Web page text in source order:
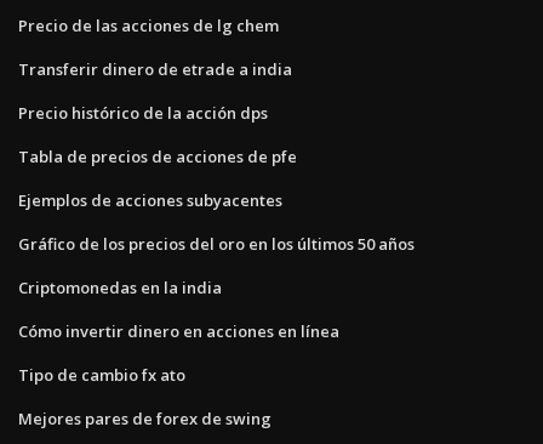
Precio de las acciones de lg chem
Transferir dinero de etrade a india
Precio histórico de la acción dps
Tabla de precios de acciones de pfe
Ejemplos de acciones subyacentes
Gráfico de los precios del oro en los últimos 50 años
Criptomonedas en la india
Cómo invertir dinero en acciones en línea
Tipo de cambio fx ato
Mejores pares de forex de swing